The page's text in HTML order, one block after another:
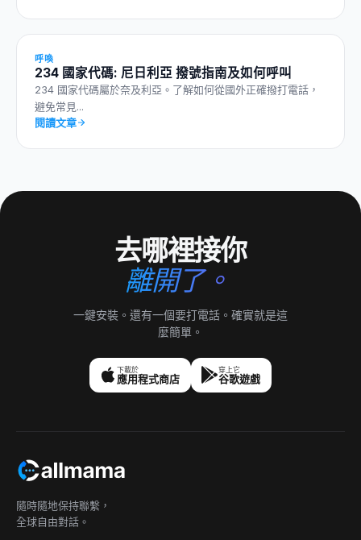
呼喚
234 國家代碼: 尼日利亞 撥號指南及如何呼叫
234 國家代碼屬於奈及利亞。了解如何從國外正確撥打電話，
避免常見...
閱讀文章
去哪裡接你
離開了。
一鍵安裝。還有一個要打電話。確實就是這
麼簡單。
下載於
應用程式商店
穿上它
谷歌遊戲
隨時隨地保持聯繫，
全球自由對話。